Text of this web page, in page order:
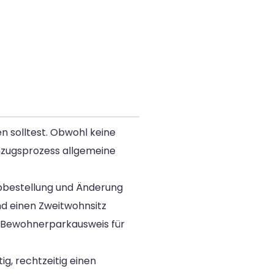
solltest. Obwohl keine
allgemeine
und Änderung
einen Zweitwohnsitz
für
rechtzeitig einen